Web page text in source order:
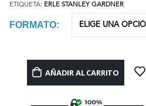
ETIQUETA: ERLE STANLEY GARDNER
FORMATO
AÑADIR AL CARRITO